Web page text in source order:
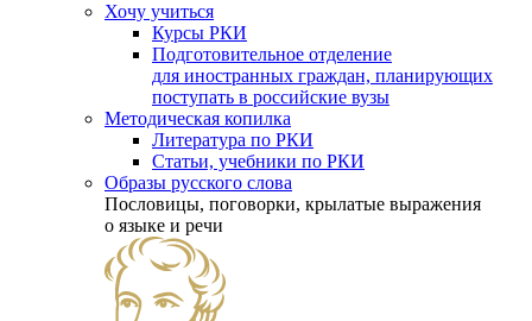
Хочу учиться
Курсы РКИ
Подготовительное отделение
для иностранных граждан, планирующих
поступать в российские вузы
Методическая копилка
Литература по РКИ
Статьи, учебники по РКИ
Образы русского слова
Пословицы, поговорки, крылатые выражения
о языке и речи